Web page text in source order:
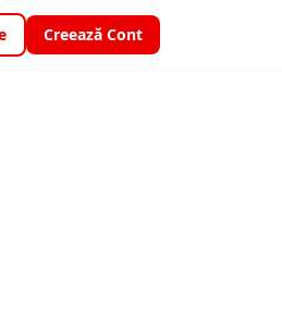
Creează Cont